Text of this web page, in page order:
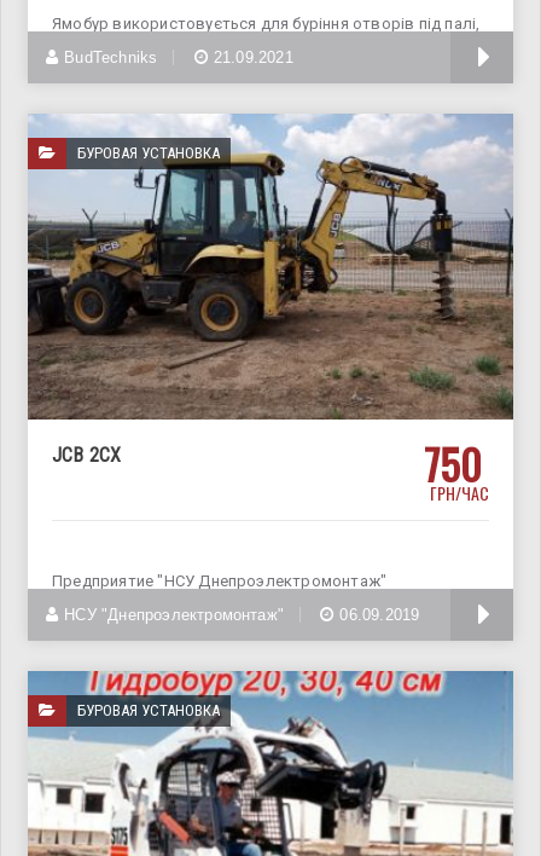
Ямобур використовується для буріння отворів під палі,
отворів для установки
BudTechniks 21.09.2021
БУРОВАЯ УСТАНОВКА
JCB 2CX 750
ГРН/ЧАС
Предприятие "НСУ Днепроэлектромонтаж"
предоставляет услуги по аренде ямобура на базе
НСУ "Днепроэлектромонтаж" 06.09.2019
БУРОВАЯ УСТАНОВКА